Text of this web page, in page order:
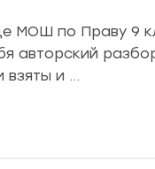
МОШ по Праву 9
авторский
взяты и …